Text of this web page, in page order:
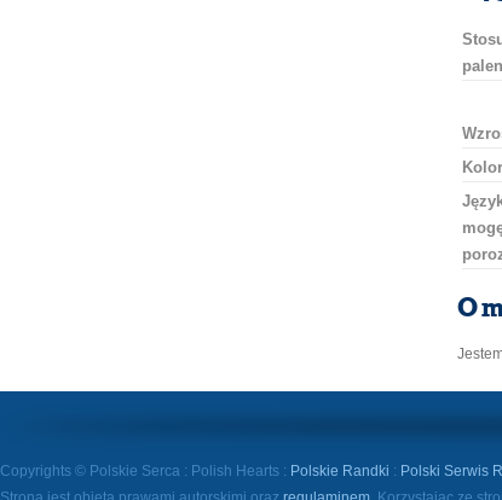
O
Copyrights © Polskie Serca : Polish Hearts : Polskie Randki : Polski Serwis